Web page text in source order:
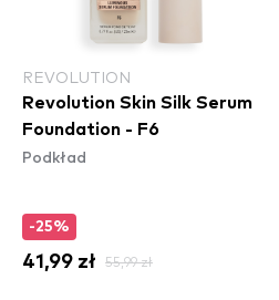
REVOLUTION
Revolution Skin Silk Serum
Foundation - F6
Podkład
-25%
41,99 zł 55,99 zł